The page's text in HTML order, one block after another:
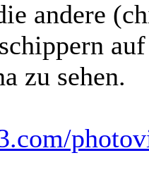
andere
zu sehen.